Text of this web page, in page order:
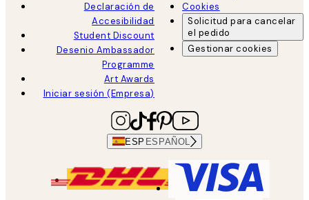
Declaración de
Accesibilidad
Student Discount
Desenio Ambassador
Programme
Art Awards
Iniciar sesión (Empresa)
Cookies
Solicitud para cancelar
el pedido
Gestionar cookies
ESP ESPAÑOL